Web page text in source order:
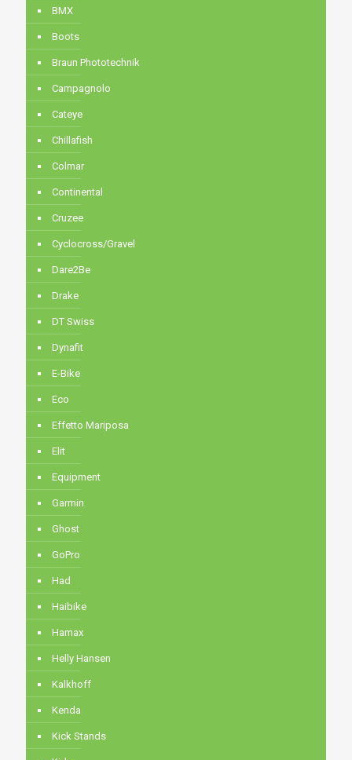
BMX
Boots
Braun Phototechnik
Campagnolo
Cateye
Chillafish
Colmar
Continental
Cruzee
Cyclocross/Gravel
Dare2Be
Drake
DT Swiss
Dynafit
E-Bike
Eco
Effetto Mariposa
Elit
Equipment
Garmin
Ghost
GoPro
Had
Haibike
Hamax
Helly Hansen
Kalkhoff
Kenda
Kick Stands